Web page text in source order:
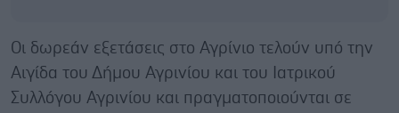
Οι δωρεάν εξετάσεις στο Αγρίνιο τελούν υπό την
Αιγίδα του Δήμου Αγρινίου και του Ιατρικού
Συλλόγου Αγρινίου και πραγματοποιούνται σε